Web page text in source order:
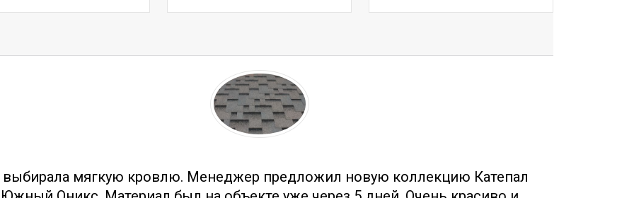
мягкую кровлю. Менеджер предложил новую коллекцию Катепал